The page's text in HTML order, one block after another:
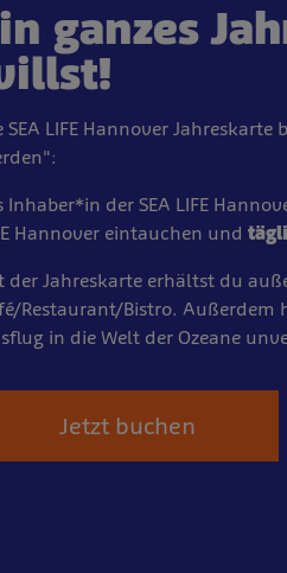
ganzes
SEA LIFE Hannover Jahreskarte
Inhaber*in der SEA LIFE
Hannover eintauchen und
der Jahreskarte erhältst du
Restaurant/Bistro. Außerdem
in die Welt der Ozeane
Jetzt buchen